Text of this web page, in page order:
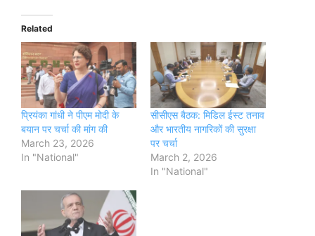
Related
प्रियंका गांधी ने पीएम मोदी के
बयान पर चर्चा की मांग की
March 23, 2026
In "National"
सीसीएस बैठक: मिडिल ईस्ट तनाव
और भारतीय नागरिकों की सुरक्षा
पर चर्चा
March 2, 2026
In "National"